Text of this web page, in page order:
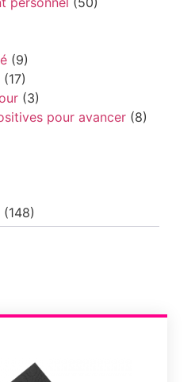
(9)
(17)
(3)
pour avancer (8)
(148)